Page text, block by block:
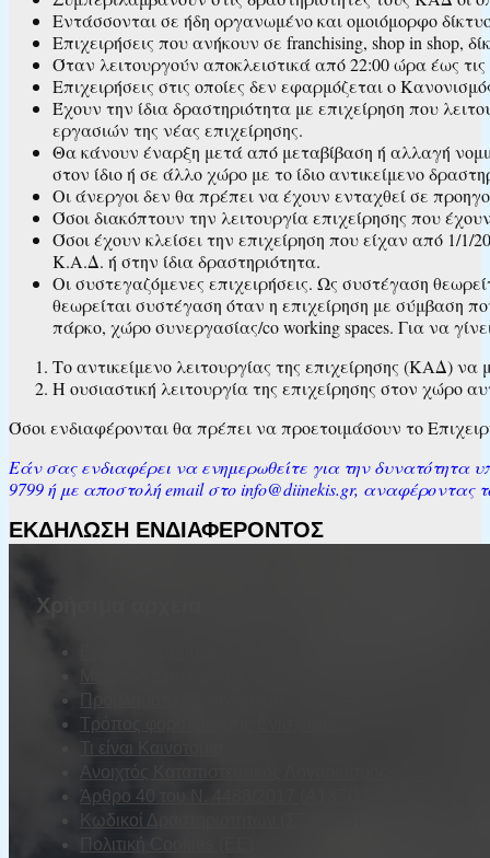
Εντάσσονται σε ήδη οργανωμένο και ομοιόμορφο
Επιχειρήσεις που ανήκουν σε franchising, shop in shop,
Όταν λειτουργούν αποκλειστικά από 22:00 ώρα έως
Επιχειρήσεις στις οποίες δεν εφαρμόζεται ο
Έχουν την ίδια δραστηριότητα με επιχείρηση που
εργασιών της νέας επιχείρησης.
Θα κάνουν έναρξη μετά από μεταβίβαση ή αλλαγή
στον ίδιο ή σε άλλο χώρο με το ίδιο αντικείμενο
Οι άνεργοι δεν θα πρέπει να έχουν ενταχθεί σε
Όσοι διακόπτουν την λειτουργία επιχείρησης που
Όσοι έχουν κλείσει την επιχείρηση που είχαν από 1/
Κ.Α.Δ. ή στην ίδια δραστηριότητα.
Οι συστεγαζόμενες επιχειρήσεις. Ως συστέγαση
θεωρείται συστέγαση όταν η επιχείρηση με σύμβαση
πάρκο, χώρο συνεργασίας/co working spaces. Για να
Το αντικείμενο λειτουργίας της επιχείρησης (ΚΑΔ)
Η ουσιαστική λειτουργία της επιχείρησης στον χώρο
Όσοι ενδιαφέρονται θα πρέπει να προετοιμάσουν το
Εάν σας ενδιαφέρει να ενημερωθείτε για την δυνατότητα
9799 ή με αποστολή email στο info@diinekis.gr,
ΕΚΔΗΛΩΣΗ ΕΝΔΙΑΦΕΡΟΝΤΟΣ
Χρήσιμα αρχεία
Τρόπος φορολόγησης Ενίσχυσης
Τι είναι Καινοτομία
Ανοιχτός Καταπιστευτικός Λογαριασμός
Άρθρο 40 του Ν. 4488/2017 (Α137/13.09.2017)
Κωδικοί Δραστηριοτήτων (ΣΤΑΚΟΔ)
Πολιτική Cookies (ΕΕ)